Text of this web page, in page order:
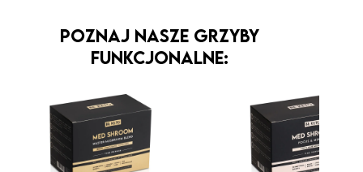
Poznaj nasze grzyby
funkcjonalne: